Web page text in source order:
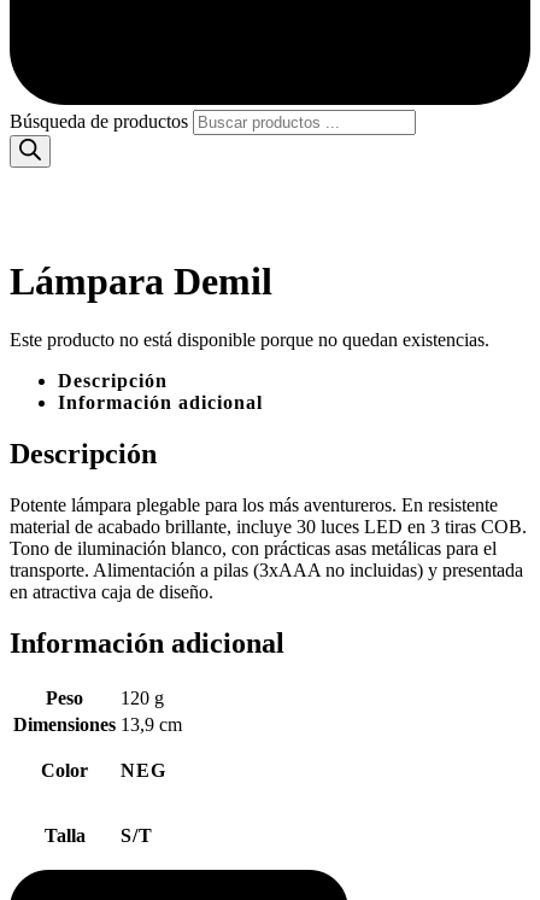
Búsqueda de productos
Lámpara Demil
Este producto no está disponible porque no quedan existencias.
Descripción
Información adicional
Descripción
Potente lámpara plegable para los más aventureros. En resistente
material de acabado brillante, incluye 30 luces LED en 3 tiras COB.
Tono de iluminación blanco, con prácticas asas metálicas para el
transporte. Alimentación a pilas (3xAAA no incluidas) y presentada
en atractiva caja de diseño.
Información adicional
Peso
120 g
Dimensiones 13,9 cm
Color NEG
Talla S/T